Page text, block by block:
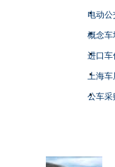
电动
概念车
进口车
上海
公车采